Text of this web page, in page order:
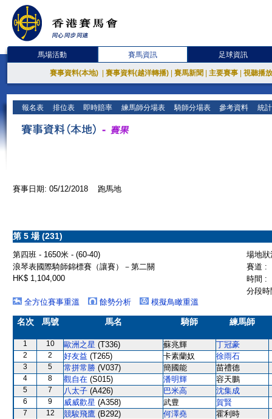
馬場活動 賽馬資訊 足球資訊
賽事資料(本地) 賽事資料(越洋轉播) 賽馬新聞 主要賽事 視聽播
報名表 排位表 即時賠率 練馬師分場表 騎師分場表 參考資料 統
賽事日期: 05/12/2018 跑馬地
第 5 場 (231)
第四班 - 1650米 - (60-40)
場地
浪琴表國際騎師錦標賽（讓賽）－第二關
賽道 :
HK$ 1,104,000
時間 :
分段
全方位賽事重溫
餘勢分析 模擬鳥瞰重溫
名次 馬號 馬名 騎師 練馬師
1 10 歐洲之星 (T336) 蘇兆輝 丁冠豪
2 2 好友益 (T265) 卡素蘭奴 徐雨石
3 5 常拼常勝 (V037) 簡國能 苗禮德
4 8 觀自在 (S015) 潘明輝 容天鵬
5 7 八太子 (A426) 巴米高 沈集成
6 9 威威歡星 (A358) 武豊 賀賢
7 12 競駿飛鷹 (B292) 何澤堯 霍利時